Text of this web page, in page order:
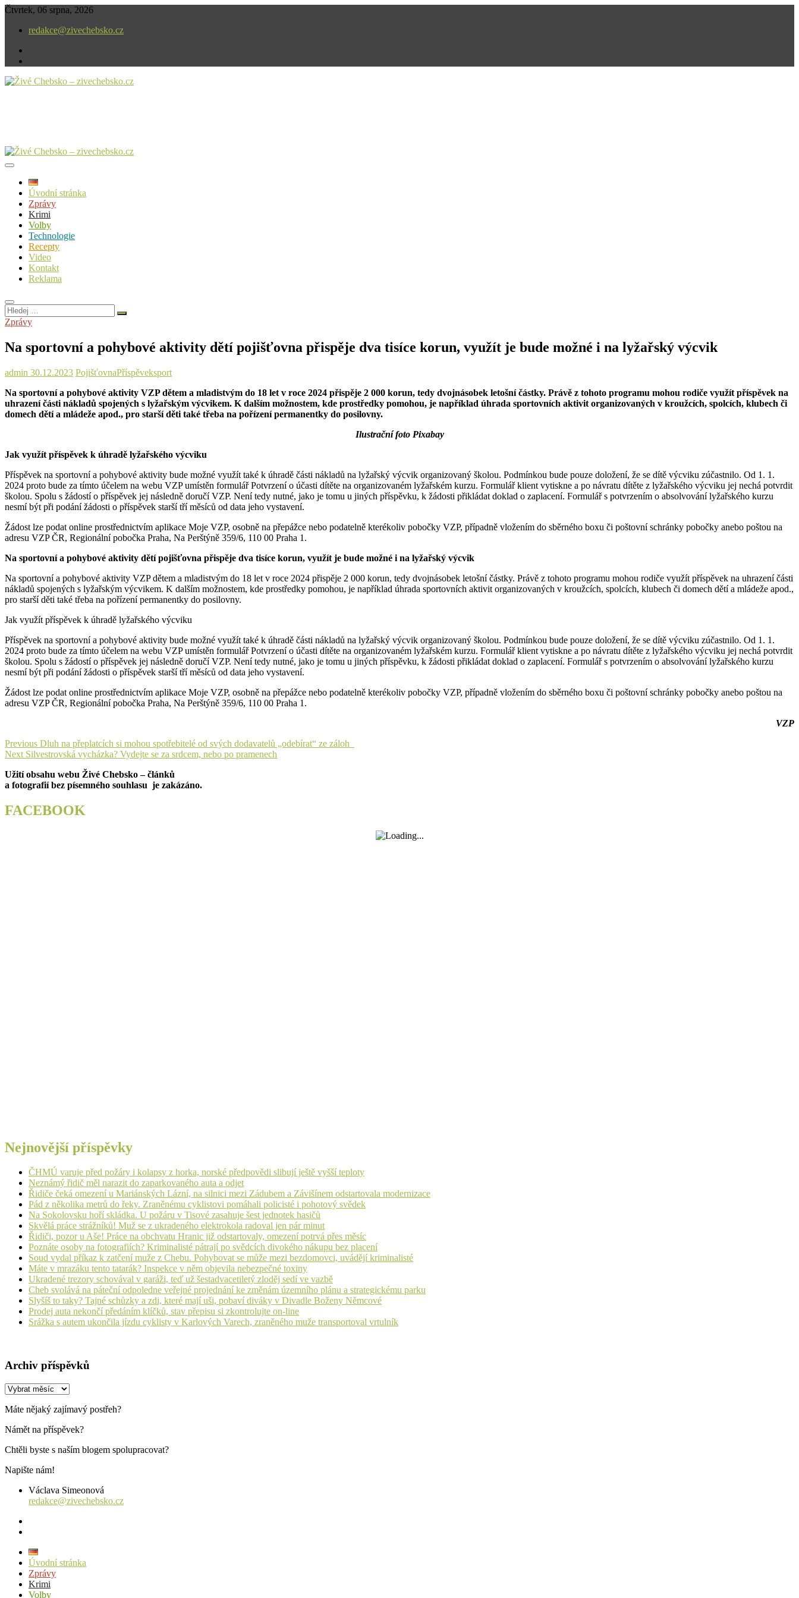
Skip
content
Čtvrtek, 06 srpna, 2026
redakce@zivechebsko.cz
Úvodní stránka
Zprávy
Krimi
Volby
Technologie
Recepty
Video
Kontakt
Reklama
Hledej
…
Zprávy
Na sportovní a pohybové aktivity dětí pojišťovna přispěje dva tisíce korun, využít je bude možné i na lyžařský výcvik
admin 30.12.2023 PojišťovnaPříspěveksport
Na sportovní a pohybové aktivity VZP dětem a mladistvým do 18 let v roce 2024 přispěje 2 000 korun, tedy dvojnásobek letošní částky. Právě z tohoto programu mohou rodiče využít příspěvek na
uhrazení části nákladů spojených s lyžařským výcvikem. K dalším možnostem, kde prostředky pomohou, je například úhrada sportovních aktivit organizovaných v kroužcích, spolcích, klubech či
domech dětí a mládeže apod., pro starší děti také třeba na pořízení permanentky do posilovny.
Ilustrační foto Pixabay
Jak využít příspěvek k úhradě lyžařského výcviku
Příspěvek na sportovní a pohybové aktivity bude možné využít také k úhradě části nákladů na lyžařský výcvik organizovaný školou. Podmínkou bude pouze doložení, že se dítě výcviku zúčastnilo. Od 1. 1.
2024 proto bude za tímto účelem na webu VZP umístěn formulář Potvrzení o účasti dítěte na organizovaném lyžařském kurzu. Formulář klient vytiskne a po návratu dítěte z lyžařského výcviku jej nechá potvrdit
školou. Spolu s žádostí o příspěvek jej následně doručí VZP. Není tedy nutné, jako je tomu u jiných příspěvku, k žádosti přikládat doklad o zaplacení. Formulář s potvrzením o absolvování lyžařského kurzu
nesmí být při podání žádosti o příspěvek starší tří měsíců od data jeho vystavení.
Žádost lze podat online prostřednictvím aplikace Moje VZP, osobně na přepážce nebo podatelně kterékoliv pobočky VZP, případně vložením do sběrného boxu či poštovní schránky pobočky anebo poštou na
adresu VZP ČR, Regionální pobočka Praha, Na Perštýně 359/6, 110 00 Praha 1.
Na sportovní a pohybové aktivity dětí pojišťovna přispěje dva tisíce korun, využít je bude možné i na lyžařský výcvik
Na sportovní a pohybové aktivity VZP dětem a mladistvým do 18 let v roce 2024 přispěje 2 000 korun, tedy dvojnásobek letošní částky. Právě z tohoto programu mohou rodiče využít příspěvek na uhrazení části
nákladů spojených s lyžařským výcvikem. K dalším možnostem, kde prostředky pomohou, je například úhrada sportovních aktivit organizovaných v kroužcích, spolcích, klubech či domech dětí a mládeže apod.,
pro starší děti také třeba na pořízení permanentky do posilovny.
Jak využít příspěvek k úhradě lyžařského výcviku
Příspěvek na sportovní a pohybové aktivity bude možné využít také k úhradě části nákladů na lyžařský výcvik organizovaný školou. Podmínkou bude pouze doložení, že se dítě výcviku zúčastnilo. Od 1. 1.
2024 proto bude za tímto účelem na webu VZP umístěn formulář Potvrzení o účasti dítěte na organizovaném lyžařském kurzu. Formulář klient vytiskne a po návratu dítěte z lyžařského výcviku jej nechá potvrdit
školou. Spolu s žádostí o příspěvek jej následně doručí VZP. Není tedy nutné, jako je tomu u jiných příspěvku, k žádosti přikládat doklad o zaplacení. Formulář s potvrzením o absolvování lyžařského kurzu
nesmí být při podání žádosti o příspěvek starší tří měsíců od data jeho vystavení.
Žádost lze podat online prostřednictvím aplikace Moje VZP, osobně na přepážce nebo podatelně kterékoliv pobočky VZP, případně vložením do sběrného boxu či poštovní schránky pobočky anebo poštou na
adresu VZP ČR, Regionální pobočka Praha, Na Perštýně 359/6, 110 00 Praha 1.
VZP
Navigace
pro
příspěvek
Previous Previous
post:
Dluh na přeplatcích si mohou spotřebitelé od svých dodavatelů „odebírat“ ze záloh
Next Next
Silvestrovská vycházka? Vydejte se za srdcem, nebo po pramenech
Užití obsahu webu Živé Chebsko – článků
a fotografií bez písemného souhlasu je zakázáno.
FACEBOOK
Nejnovější příspěvky
ČHMÚ varuje před požáry i kolapsy z horka, norské předpovědi slibují ještě vyšší teploty
Neznámý řidič měl narazit do zaparkovaného auta a odjet
Řidiče čeká omezení u Mariánských Lázní, na silnici mezi Zádubem a Závišínem odstartovala modernizace
Pád z několika metrů do řeky. Zraněnému cyklistovi pomáhali policisté i pohotový svědek
Na Sokolovsku hoří skládka. U požáru v Tisové zasahuje šest jednotek hasičů
Skvělá práce strážníků! Muž se z ukradeného elektrokola radoval jen pár minut
Řidiči, pozor u Aše! Práce na obchvatu Hranic již odstartovaly, omezení potrvá přes měsíc
Poznáte osoby na fotografiích? Kriminalisté pátrají po svědcích divokého nákupu bez placení
Soud vydal příkaz k zatčení muže z Chebu. Pohybovat se může mezi bezdomovci, uvádějí kriminalisté
Máte v mrazáku tento tatarák? Inspekce v něm objevila nebezpečné toxiny
Ukradené trezory schovával v garáži, teď už šestadvacetiletý zloděj sedí ve vazbě
Cheb svolává na páteční odpoledne veřejné projednání ke změnám územního plánu a strategickému parku
Slyšíš to taky? Tajné schůzky a zdi, které mají uši, pobaví diváky v Divadle Boženy Němcové
Prodej auta nekončí předáním klíčků, stav přepisu si zkontrolujte on-line
Srážka s autem ukončila jízdu cyklisty v Karlových Varech, zraněného muže transportoval vrtulník
Archiv příspěvků
Archiv
Máte nějaký zajímavý postřeh?
Námět na příspěvek?
Chtěli byste s naším blogem spolupracovat?
Napište nám!
Václava Simeonová
redakce@zivechebsko.cz
Úvodní stránka
Zprávy
Krimi
Volby